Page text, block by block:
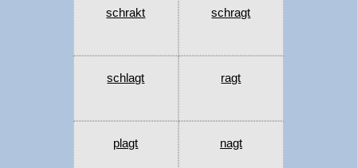
schrakt schragt
schlagt ragt
plagt nagt